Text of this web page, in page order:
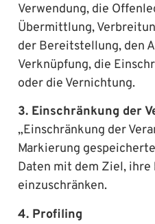
Verwendung, die
Übermittlung,
der Bereitstellung, den
Verknüpfung, die
oder die Vernichtung.
3. Einschränkung der
„Einschränkung der
Markierung
Daten mit dem Ziel,
einzuschränken.
4. Profiling